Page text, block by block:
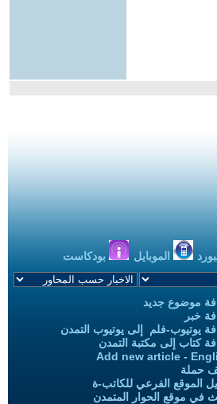
الموبايل بودكاست
موضوع جديد
خبر
يوتيوب-فلم إلى يوتيوب التمدن
كتاب إلى مكتبة التمدن
Add new article -
حملة
الموقع الفرعي للكاتب-ة
في موقع الحوار المتمدن